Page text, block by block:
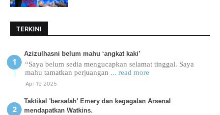
TERKINI
Azizulhasni belum mahu ‘angkat kaki’
“Saya belum sedia mengucapkan selamat tinggal. Saya
mahu tamatkan perjuangan ... read more
Apr 19 2025
Taktikal 'bersalah' Emery dan kegagalan Arsenal
mendapatkan Watkins.